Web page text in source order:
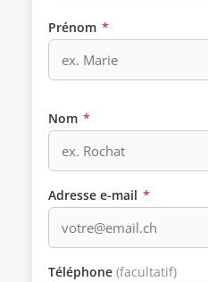
Prénom *
Nom *
Adresse e-mail *
Téléphone (facultatif)